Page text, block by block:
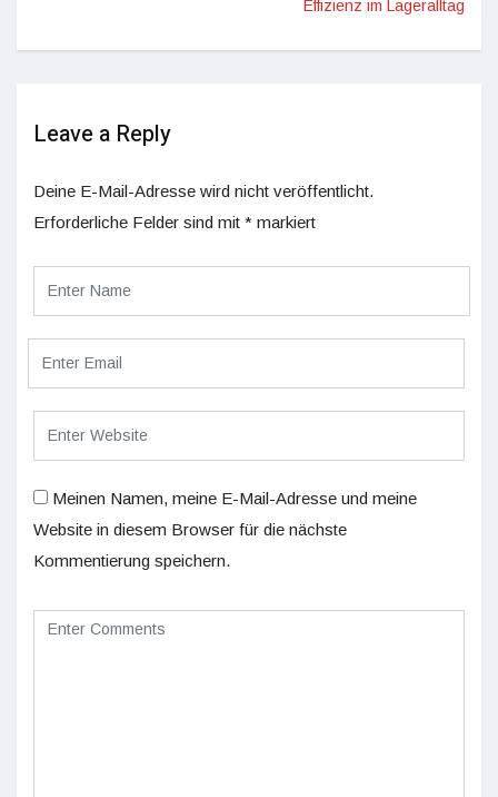
Effizienz im Lageralltag
Leave a Reply
Deine E-Mail-Adresse wird nicht veröffentlicht.
Erforderliche Felder sind mit * markiert
Meinen Namen, meine E-Mail-Adresse und meine
Website in diesem Browser für die nächste
Kommentierung speichern.